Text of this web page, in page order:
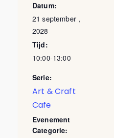
Datum:
21 september ,
2028
Tijd:
10:00-13:00
Serie:
Art & Craft
Cafe
Evenement
Categorie: